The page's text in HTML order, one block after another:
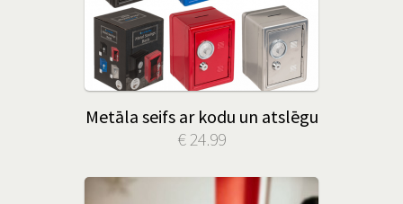
Metāla seifs ar kodu un atslēgu
€ 24.99